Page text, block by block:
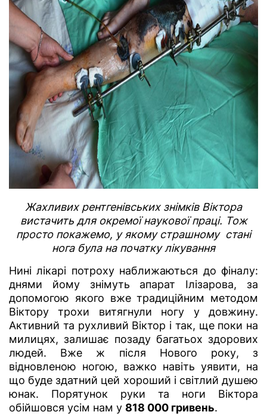
Жахливих рентгенівських знімків Віктора
вистачить для окремої наукової праці. Тож
просто покажемо, у якому страшному стані
нога була на початку лікування
Нині лікарі потроху наближаються до фіналу:
днями йому знімуть апарат Ілізарова, за
допомогою якого вже традиційним методом
Віктору трохи витягнули ногу у довжину.
Активний та рухливий Віктор і так, ще поки на
милицях, залишає позаду багатьох здорових
людей. Вже ж після Нового року, з
відновленою ногою, важко навіть уявити, на
що буде здатний цей хороший і світлий душею
юнак. Порятунок руки та ноги Віктора
обійшовся усім нам у 818 000 гривень.